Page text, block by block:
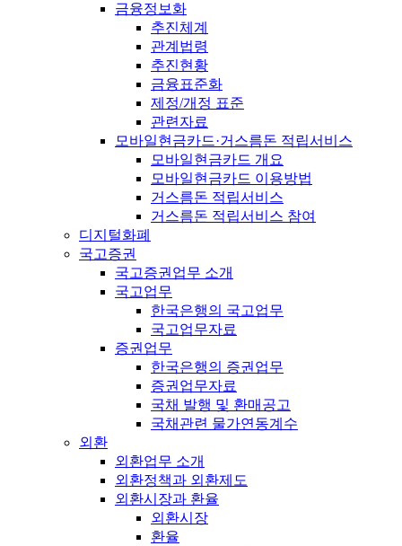
금융정보화
추진체계
관계법령
추진현황
금융표준화
제정/개정 표준
관련자료
모바일현금카드·거스름돈 적립서비스
모바일현금카드 개요
모바일현금카드 이용방법
거스름돈 적립서비스
거스름돈 적립서비스 참여
디지털화폐
국고증권
국고증권업무 소개
국고업무
한국은행의 국고업무
국고업무자료
증권업무
한국은행의 증권업무
증권업무자료
국채 발행 및 환매공고
국채관련 물가연동계수
외환
외환업무 소개
외환정책과 외환제도
외환시장과 환율
외환시장
환율